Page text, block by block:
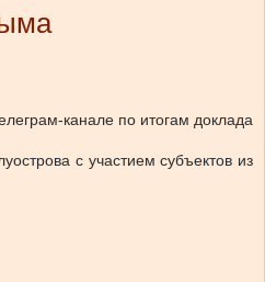
канале по итогам доклада
с участием субъектов из